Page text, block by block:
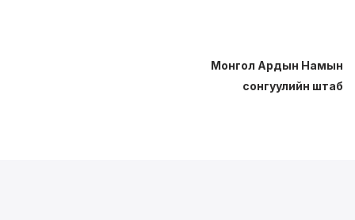
Монгол Ардын Намын
сонгуулийн штаб